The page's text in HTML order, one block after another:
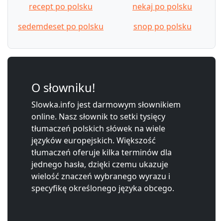
recept po polsku
nekaj po polsku
sedemdeset po polsku
snop po polsku
O słowniku!
Slowka.info jest darmowym słownikiem
online. Nasz słownik to setki tysięcy
tłumaczeń polskich słówek na wiele
języków europejskich. Większość
tłumaczeń oferuje kilka terminów dla
jednego hasła, dzięki czemu ukazuje
wielość znaczeń wybranego wyrazu i
specyfikę określonego języka obcego.